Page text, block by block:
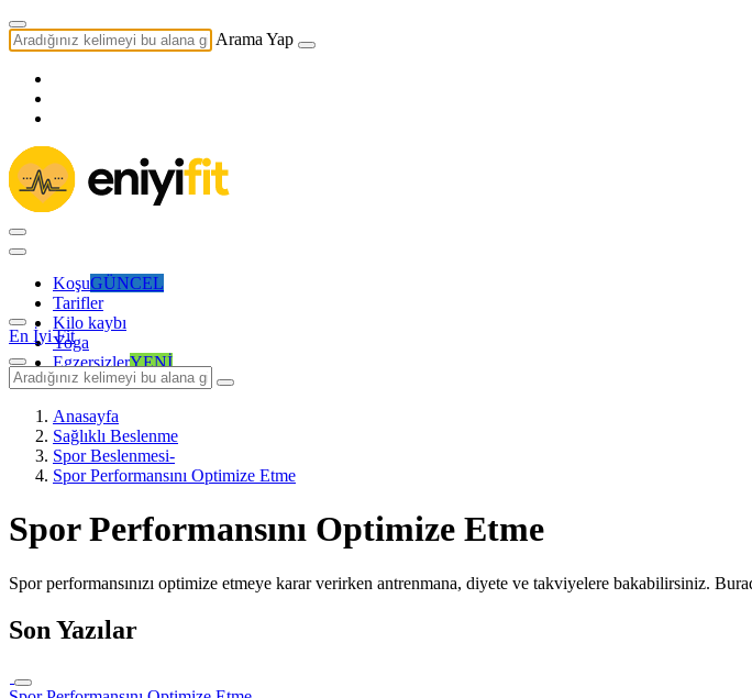
Arama Yap
KoşuGÜNCEL
Tarifler
Kilo kaybı
Yoga
EgzersizlerYENİ
En İyi Fit
Anasayfa
Sağlıklı Beslenme
Spor Beslenmesi-
Spor Performansını Optimize Etme
Spor Performansını Optimize Etme
Spor performansınızı optimize etmeye karar verirken antrenmana, diyete ve takviyelere bakabilirsiniz.
Son Yazılar